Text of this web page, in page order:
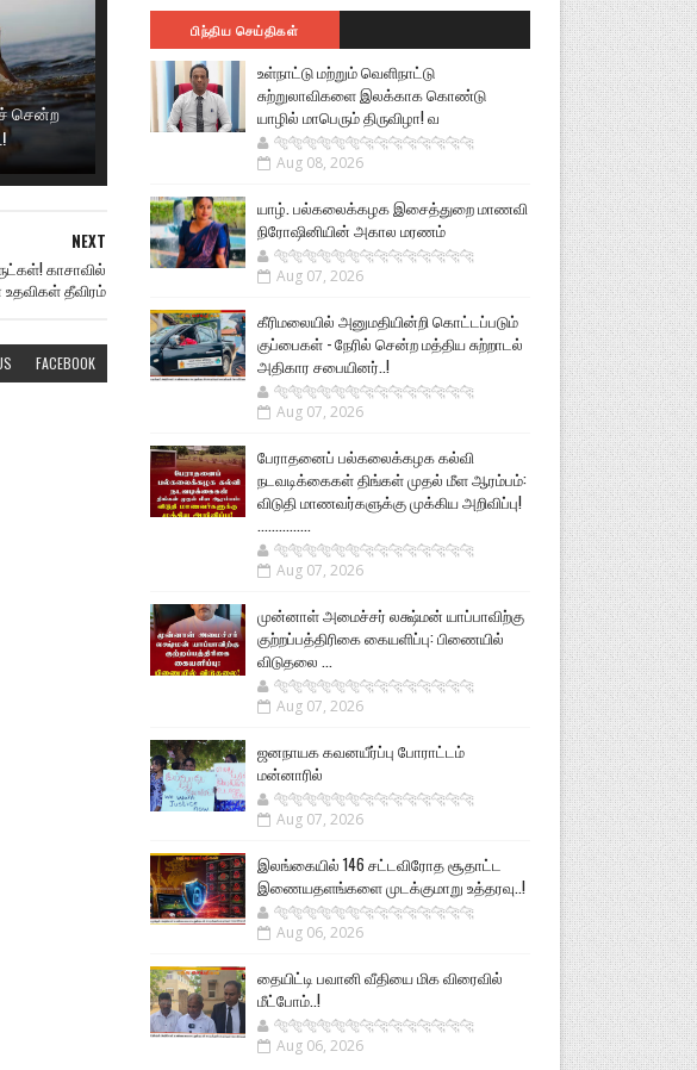
சென்ற
NEXT
காசாவில்
உதவிகள் தீவிரம்
FACEBOOK
பிந்திய செய்திகள்
உள்நாட்டு மற்றும் வெளிநாட்டு
சுற்றுலாவிகளை இலக்காக கொண்டு
யாழில் மாபெரும் திருவிழா! வ
🐅🐅🐅🐅🐅🐅🐆🐆🐆🐆🐆🐆🐆🐆
Aug 08, 2026
யாழ். பல்கலைக்கழக இசைத்துறை மாணவி
நிரோஷினியின் அகால மரணம்
🐅🐅🐅🐅🐅🐅🐆🐆🐆🐆🐆🐆🐆🐆
Aug 07, 2026
கீரிமலையில் அனுமதியின்றி கொட்டப்படும்
குப்பைகள் - நேரில் சென்ற மத்திய சுற்றாடல்
அதிகார சபையினர்..!
🐅🐅🐅🐅🐅🐅🐆🐆🐆🐆🐆🐆🐆🐆
Aug 07, 2026
பேராதனைப் பல்கலைக்கழக கல்வி
நடவடிக்கைகள் திங்கள் முதல் மீள ஆரம்பம்:
விடுதி மாணவர்களுக்கு முக்கிய அறிவிப்பு!
...............
🐅🐅🐅🐅🐅🐅🐆🐆🐆🐆🐆🐆🐆🐆
Aug 07, 2026
முன்னாள் அமைச்சர் லக்ஷ்மன் யாப்பாவிற்கு
குற்றப்பத்திரிகை கையளிப்பு: பிணையில்
விடுதலை ...
🐅🐅🐅🐅🐅🐅🐆🐆🐆🐆🐆🐆🐆🐆
Aug 07, 2026
ஜனநாயக கவனயீர்ப்பு போராட்டம்
மன்னாரில்
🐅🐅🐅🐅🐅🐅🐆🐆🐆🐆🐆🐆🐆🐆
Aug 07, 2026
இலங்கையில் 146 சட்டவிரோத சூதாட்ட
இணையதளங்களை முடக்குமாறு உத்தரவு..!
🐅🐅🐅🐅🐅🐅🐆🐆🐆🐆🐆🐆🐆🐆
Aug 06, 2026
தையிட்டி பவானி வீதியை மிக விரைவில்
மீட்போம்..!
🐅🐅🐅🐅🐅🐅🐆🐆🐆🐆🐆🐆🐆🐆
Aug 06, 2026